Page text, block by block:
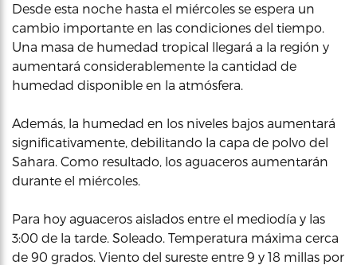
Desde esta noche hasta el miércoles se espera un
cambio importante en las condiciones del tiempo.
Una masa de humedad tropical llegará a la región y
aumentará considerablemente la cantidad de
humedad disponible en la atmósfera.
Además, la humedad en los niveles bajos aumentará
significativamente, debilitando la capa de polvo del
Sahara. Como resultado, los aguaceros aumentarán
durante el miércoles.
Para hoy aguaceros aislados entre el mediodía y las
3:00 de la tarde. Soleado. Temperatura máxima cerca
de 90 grados. Viento del sureste entre 9 y 18 millas por